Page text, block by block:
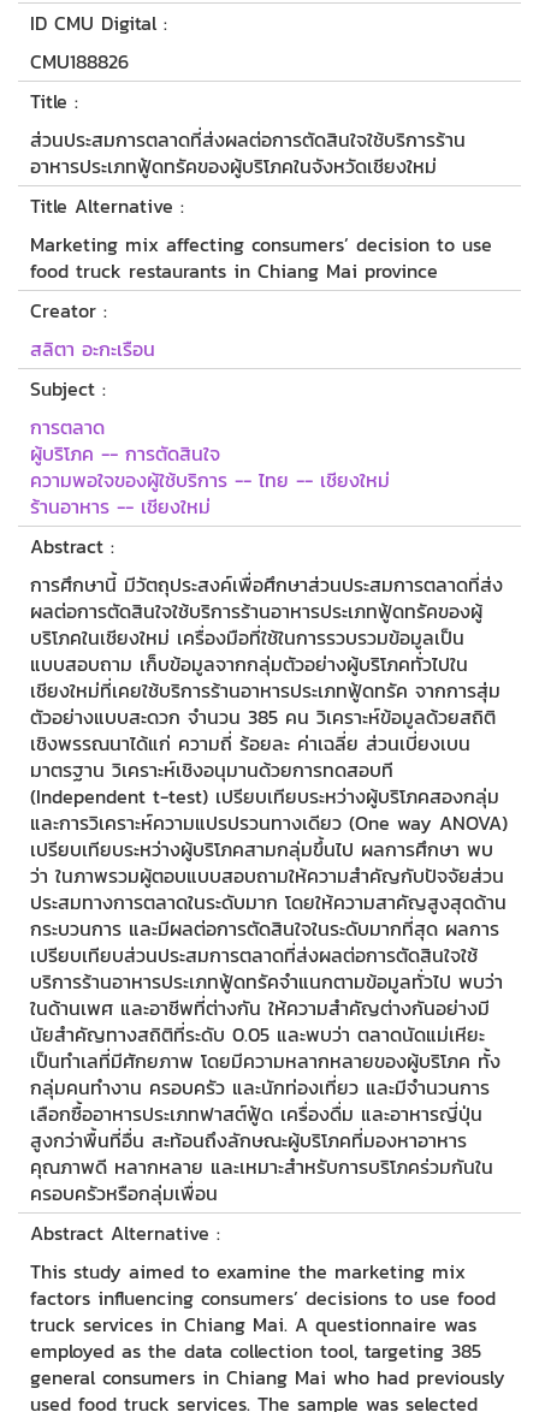
ID CMU Digital :
CMU188826
Title :
ส่วนประสมการตลาดที่ส่งผลต่อการตัดสินใจใช้บริการร้าน
อาหารประเภทฟู้ดทรัคของผู้บริโภคในจังหวัดเชียงใหม่
Title Alternative :
Marketing mix affecting consumers’ decision to use
food truck restaurants in Chiang Mai province
Creator :
สลิตา อะกะเรือน
Subject :
การตลาด
ผู้บริโภค -- การตัดสินใจ
ความพอใจของผู้ใช้บริการ -- ไทย -- เชียงใหม่
ร้านอาหาร -- เชียงใหม่
Abstract :
การศึกษานี้ มีวัตถุประสงค์เพื่อศึกษาส่วนประสมการตลาดที่ส่ง
ผลต่อการตัดสินใจใช้บริการร้านอาหารประเภทฟู้ดทรัคของผู้
บริโภคในเชียงใหม่ เครื่องมือที่ใช้ในการรวบรวมข้อมูลเป็น
แบบสอบถาม เก็บข้อมูลจากกลุ่มตัวอย่างผู้บริโภคทั่วไปใน
เชียงใหม่ที่เคยใช้บริการร้านอาหารประเภทฟู้ดทรัค จากการสุ่ม
ตัวอย่างแบบสะดวก จำนวน 385 คน วิเคราะห์ข้อมูลด้วยสถิติ
เชิงพรรณนาได้แก่ ความถี่ ร้อยละ ค่าเฉลี่ย ส่วนเบี่ยงเบน
มาตรฐาน วิเคราะห์เชิงอนุมานด้วยการทดสอบที
(Independent t-test) เปรียบเทียบระหว่างผู้บริโภคสองกลุ่ม
และการวิเคราะห์ความแปรปรวนทางเดียว (One way ANOVA)
เปรียบเทียบระหว่างผู้บริโภคสามกลุ่มขึ้นไป ผลการศึกษา พบ
ว่า ในภาพรวมผู้ตอบแบบสอบถามให้ความสำคัญกับปัจจัยส่วน
ประสมทางการตลาดในระดับมาก โดยให้ความสาคัญสูงสุดด้าน
กระบวนการ และมีผลต่อการตัดสินใจในระดับมากที่สุด ผลการ
เปรียบเทียบส่วนประสมการตลาดที่ส่งผลต่อการตัดสินใจใช้
บริการร้านอาหารประเภทฟู้ดทรัคจำแนกตามข้อมูลทั่วไป พบว่า
ในด้านเพศ และอาชีพที่ต่างกัน ให้ความสำคัญต่างกันอย่างมี
นัยสำคัญทางสถิติที่ระดับ 0.05 และพบว่า ตลาดนัดแม่เหียะ
เป็นทำเลที่มีศักยภาพ โดยมีความหลากหลายของผู้บริโภค ทั้ง
กลุ่มคนทำงาน ครอบครัว และนักท่องเที่ยว และมีจำนวนการ
เลือกซื้ออาหารประเภทฟาสต์ฟู้ด เครื่องดื่ม และอาหารญี่ปุ่น
สูงกว่าพื้นที่อื่น สะท้อนถึงลักษณะผู้บริโภคที่มองหาอาหาร
คุณภาพดี หลากหลาย และเหมาะสำหรับการบริโภคร่วมกันใน
ครอบครัวหรือกลุ่มเพื่อน
Abstract Alternative :
This study aimed to examine the marketing mix
factors influencing consumers’ decisions to use food
truck services in Chiang Mai. A questionnaire was
employed as the data collection tool, targeting 385
general consumers in Chiang Mai who had previously
used food truck services. The sample was selected